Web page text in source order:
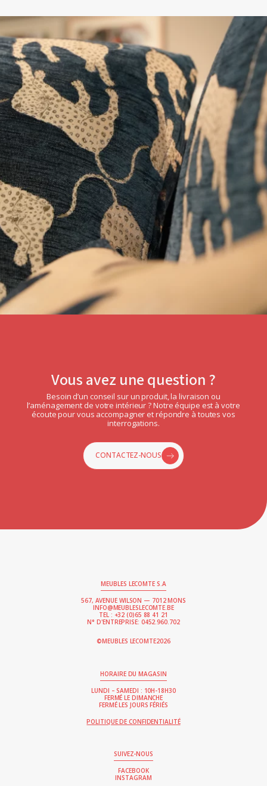
Vous avez une question ?
Besoin d’un conseil sur un produit, la livraison ou
l’aménagement de votre intérieur ? Notre équipe est à votre
écoute pour vous accompagner et répondre à toutes vos
interrogations.
CONTACTEZ-NOUS
MEUBLES LECOMTE S.A
567, AVENUE WILSON — 7012 MONS
INFO@MEUBLESLECOMTE.BE
TEL : +32 (0)65 88 41 21
N° D'ENTREPRISE: 0452.960.702
©MEUBLES LECOMTE2026
HORAIRE DU MAGASIN
LUNDI – SAMEDI : 10H-18H30
FERMÉ LE DIMANCHE
FERMÉ LES JOURS FÉRIÉS
POLITIQUE DE CONFIDENTIALITÉ
SUIVEZ-NOUS
FACEBOOK
INSTAGRAM